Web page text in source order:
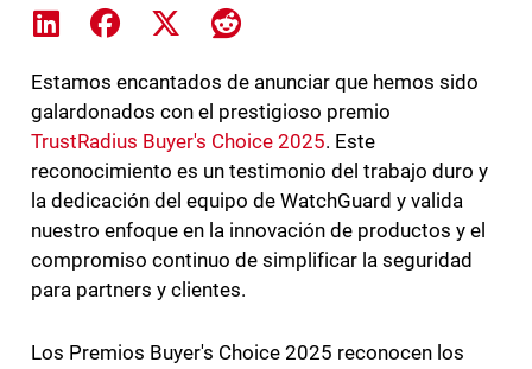
Share on LinkedIn
Share on Facebook
Share on XShare on Reddit
Estamos encantados de anunciar que hemos sido
galardonados con el prestigioso premio
TrustRadius Buyer's Choice 2025. Este
reconocimiento es un testimonio del trabajo duro y
la dedicación del equipo de WatchGuard y valida
nuestro enfoque en la innovación de productos y el
compromiso continuo de simplificar la seguridad
para partners y clientes.
Los Premios Buyer's Choice 2025 reconocen los